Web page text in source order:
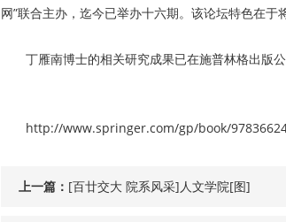
网”联合主办，迄今已举办十六期。该论坛特色在
丁雁南博士的相关研究成果已在施普林格出版
http://www.springer.com/gp/book/
上一篇： [百廿交大 院系风采]人文学院[图]